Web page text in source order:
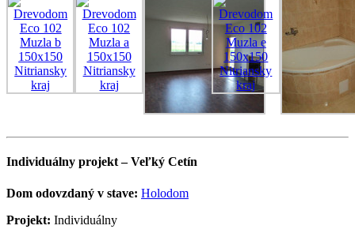
Individuálny projekt – Veľký Cetín
Dom odovzdaný v stave: Holodom
Projekt: Individuálny